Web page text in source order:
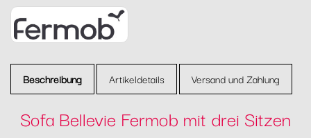
Beschreibung Artikeldetails Versand und Zahlung
Sofa Bellevie Fermob mit drei Sitzen